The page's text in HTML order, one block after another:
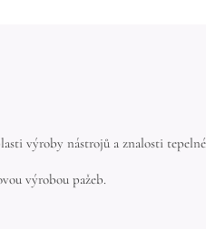
výroby nástrojů a znalosti
výrobou pažeb.